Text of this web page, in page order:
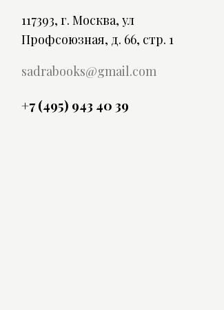
117393, г. Москва, ул
Профсоюзная, д. 66, стр. 1
sadrabooks@gmail.com
+7 (495) 943 40 39